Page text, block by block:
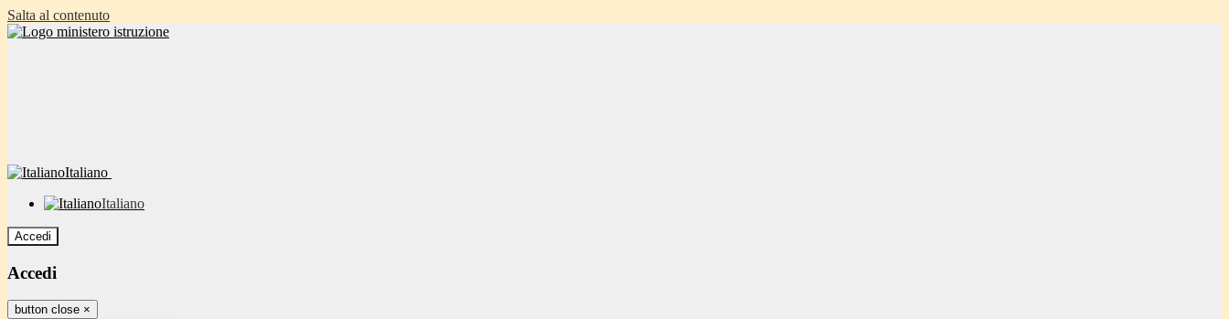
Salta al contenuto
Italiano
Italiano
Accedi
Accedi
button close ×